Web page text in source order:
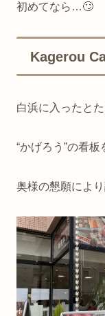
初めてなら…🙄
Kagerou
白浜に入ったと
“かげろう”の看板
奥様の懇願により